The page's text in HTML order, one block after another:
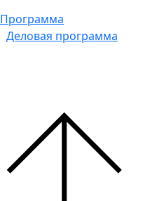
Программа
Деловая программа